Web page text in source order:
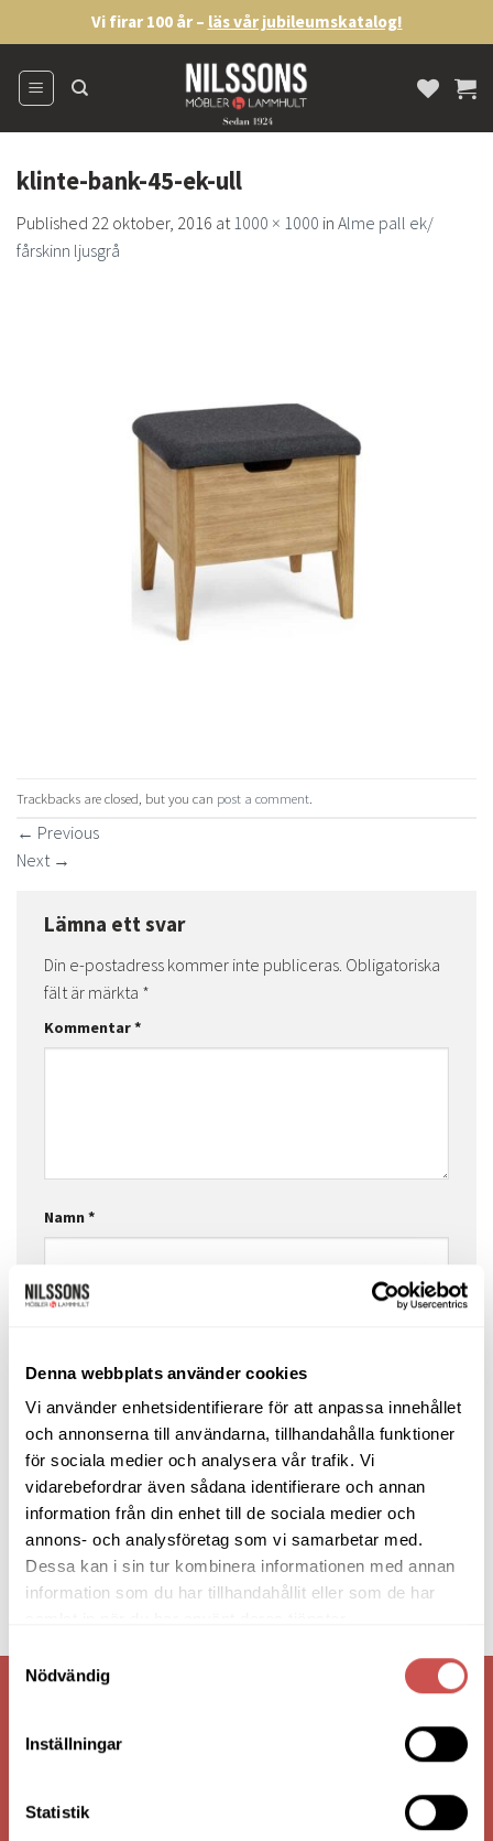
Denna webbplats använder cookies
Vi använder enhetsidentifierare för att anpassa innehållet
och annonserna till användarna, tillhandahålla funktioner
för sociala medier och analysera vår trafik. Vi
vidarebefordrar även sådana identifierare och annan
information från din enhet till de sociala medier och
annons- och analysföretag som vi samarbetar med.
Dessa kan i sin tur kombinera informationen med annan
information som du har tillhandahållit eller som de har
Samtyckesval
Nödvändig
Inställningar
Statistik
to
content
Vi firar 100 år – läs vår jubileumskatalog!
klinte-bank-45-ek-ull
Published 22 oktober, 2016 at1000 × 1000 in Alme pall ek/
fårskinn ljusgrå
Trackbacks are closed, but you can post a comment
← Previous
Next →
Lämna ett svar
Din e-postadress kommer inte publiceras. Obligatoriska
fält är märkta *
Kommentar*
Namn*
Webbplats